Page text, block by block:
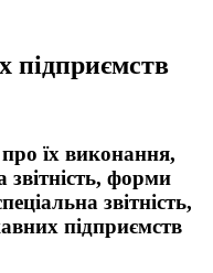
підприємств
їх виконання,
звітність, форми
звітність,
підприємств